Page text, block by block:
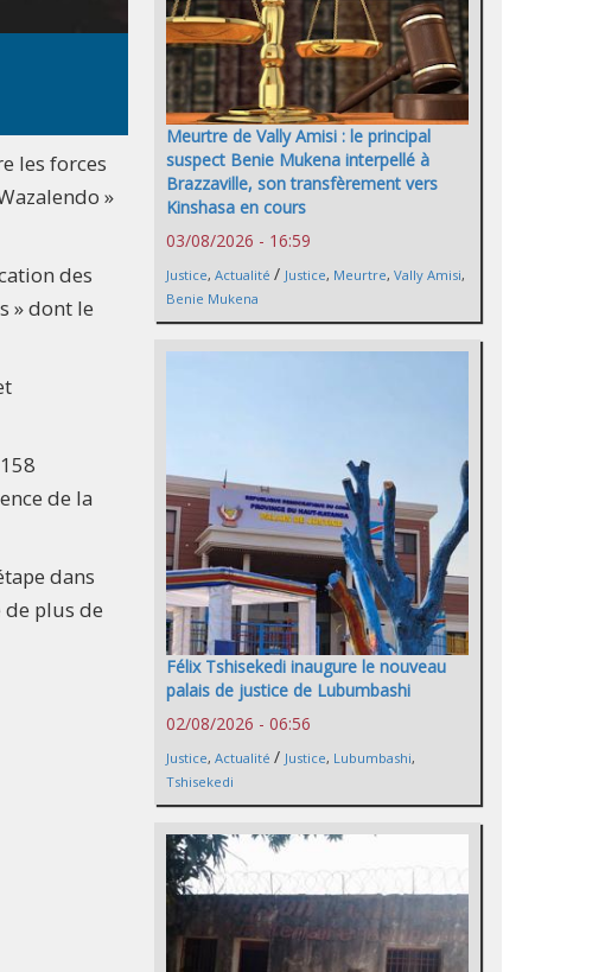
les forces
»
des
» dont le
de la
dans
plus de
Meurtre de Vally Amisi : le principal
suspect Benie Mukena interpellé à
Brazzaville, son transfèrement vers
Kinshasa en cours
03/08/2026 - 16:59
Justice, Actualité / Justice, Meurtre, Vally Amisi,
Benie Mukena
Félix Tshisekedi inaugure le nouveau
palais de justice de Lubumbashi
02/08/2026 - 06:56
Justice, Actualité / Justice, Lubumbashi,
Tshisekedi